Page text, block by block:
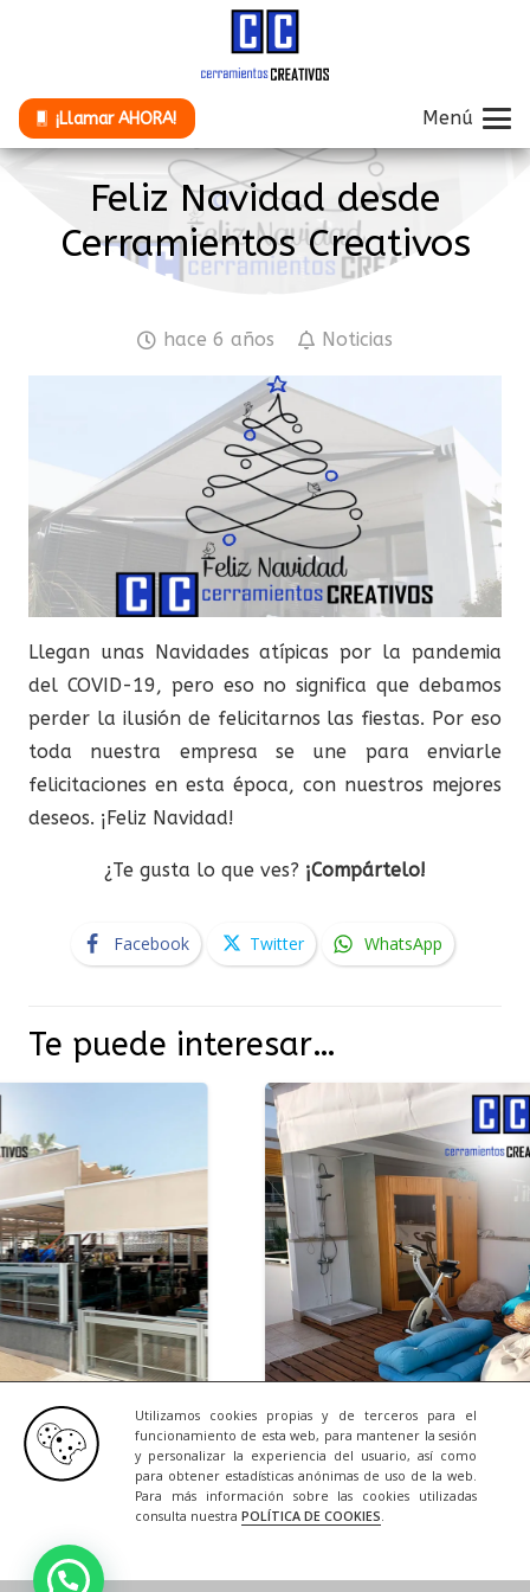
Utilizamos cookies propias y de terceros para el
funcionamiento de esta web, para mantener la sesión
y personalizar la experiencia del usuario, así como
para obtener estadísticas anónimas de uso de la web.
Para más información sobre las cookies utilizadas
consulta nuestra POLÍTICA DE COOKIES.
¡Llamar AHORA! Menú
Feliz Navidad desde
Cerramientos Creativos
hace 6 años Noticias
Llegan unas Navidades atípicas por la pandemia
del COVID-19, pero eso no significa que debamos
perder la ilusión de felicitarnos las fiestas. Por eso
toda nuestra empresa se une para enviarle
felicitaciones en esta época, con nuestros mejores
deseos. ¡Feliz Navidad!
¿Te gusta lo que ves? ¡Compártelo!
Facebook Twitter WhatsApp
Te puede interesar…
NOTICIAS 23/07/
Una Terraza que